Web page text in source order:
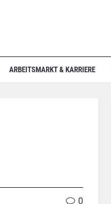
ARBEITSMARKT & KARRIERE
0